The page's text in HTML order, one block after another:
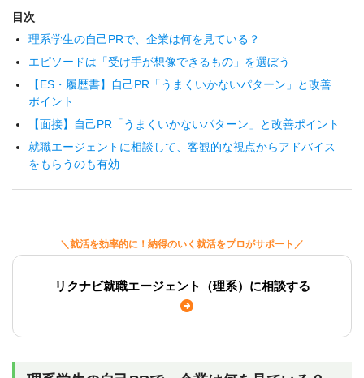
目次
理系学生の自己PRで、企業は何を見ている？
エピソードは「受け手が想像できるもの」を選ぼう
【ES・履歴書】自己PR「うまくいかないパターン」と改善
ポイント
【面接】自己PR「うまくいかないパターン」と改善ポイント
就職エージェントに相談して、客観的な視点からアドバイス
をもらうのも有効
＼就活を効率的に！納得のいく就活をプロがサポート／
リクナビ就職エージェント（理系）に相談する